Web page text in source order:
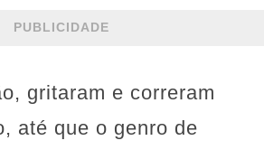
PUBLICIDADE
gritaram e correram
até que o genro de